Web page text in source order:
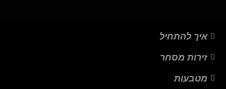
איך להתחיל
זירות מסחר
מטבעות